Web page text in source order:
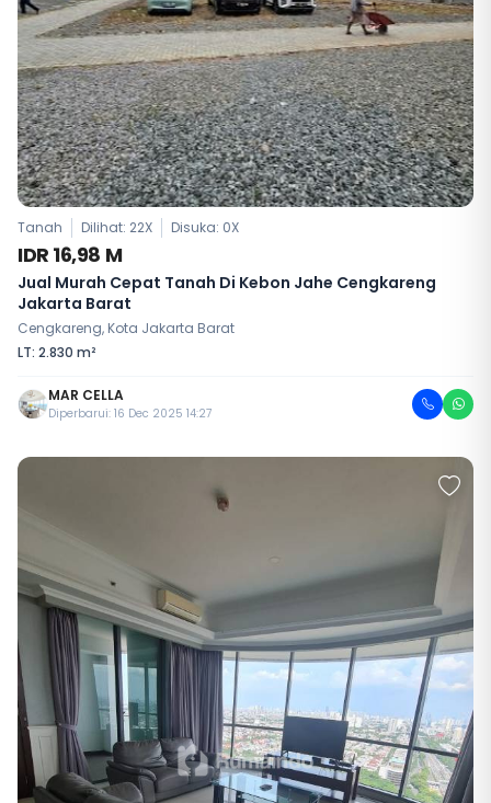
Tanah Dilihat: 22X Disuka: 0X
IDR 16,98 M
Jual Murah Cepat Tanah Di Kebon Jahe Cengkareng
Jakarta Barat
Cengkareng, Kota Jakarta Barat
LT: 2.830 m²
MAR CELLA
Diperbarui: 16 Dec 2025 14:27